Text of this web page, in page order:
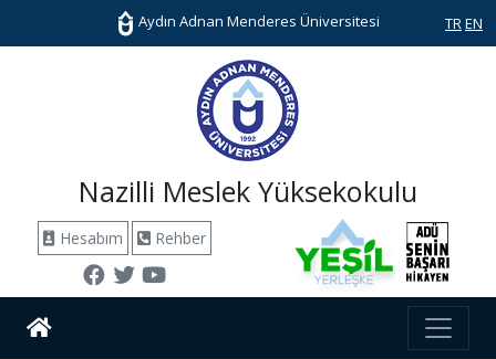
Aydın Adnan Menderes Üniversitesi TR EN
Nazilli Meslek Yüksekokulu
Hesabım Rehber